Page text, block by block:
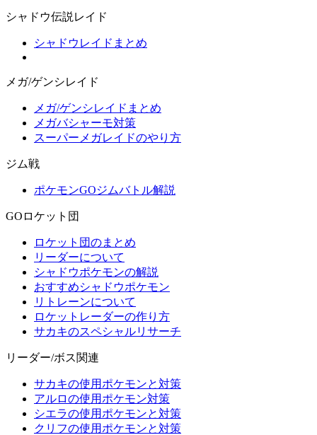
シャドウ伝説レイド
シャドウレイドまとめ
メガ/ゲンシレイド
メガ/ゲンシレイドまとめ
メガバシャーモ対策
スーパーメガレイドのやり方
ジム戦
ポケモンGOジムバトル解説
GOロケット団
ロケット団のまとめ
リーダーについて
シャドウポケモンの解説
おすすめシャドウポケモン
リトレーンについて
ロケットレーダーの作り方
サカキのスペシャルリサーチ
リーダー/ボス関連
サカキの使用ポケモンと対策
アルロの使用ポケモン対策
シエラの使用ポケモンと対策
クリフの使用ポケモンと対策